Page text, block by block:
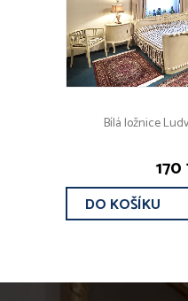
Bílá ložnice
DO KOŠÍKU